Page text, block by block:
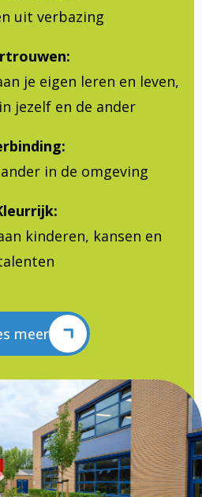
uit verbazing
je eigen leren en leven,
jezelf en de ander
in de omgeving
kinderen, kansen en
meer